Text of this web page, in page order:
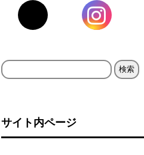
検
サイト内ページ